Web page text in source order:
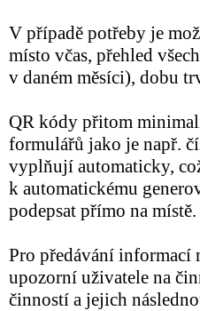
V případě potřeby je
místo včas, přehled
v daném měsíci), dobu
QR kódy přitom
formulářů jako je např.
vyplňují automaticky,
k automatickému
podepsat přímo na místě.
Pro předávání informací
upozorní uživatele na
činností a jejich